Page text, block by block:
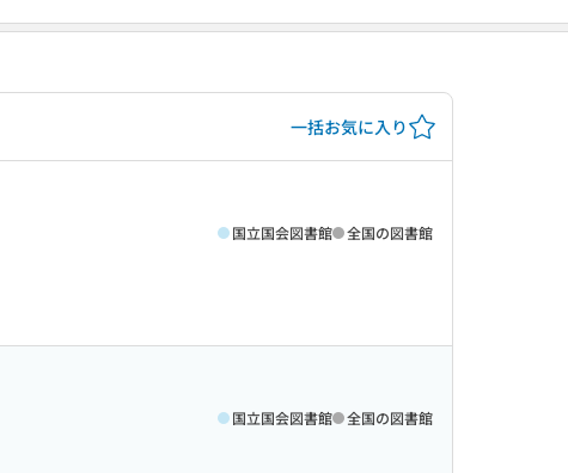
一括お気に入り
国立国会図書館 全国の図書館
国立国会図書館 全国の図書館